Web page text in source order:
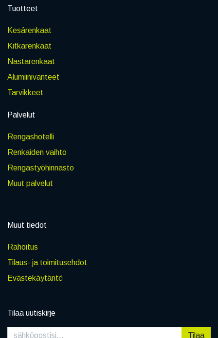
Tuotteet
Kesärenkaat
Kitkarenkaat
Nastarenkaat
Alumiinivanteet
Tarvikkeet
Palvelut
Rengashotelli
Renkaiden vaihto
Rengastyöhinnasto
Muut palvelut
Muut tiedot
Rahoitus
Tilaus- ja toimitusehdot
Evästekäytäntö
Tilaa uutiskirje
Tilaa